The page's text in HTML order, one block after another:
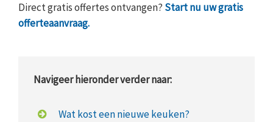
Direct gratis offertes ontvangen? Start nu uw gratis
offerteaanvraag.
Navigeer hieronder verder naar:
Wat kost een nieuwe keuken?